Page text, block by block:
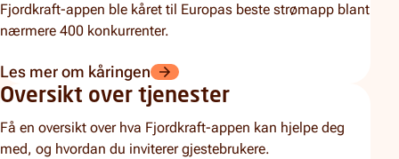
Fjordkraft-appen ble kåret til Europas beste strømapp blant
nærmere 400 konkurrenter.
Les mer om kåringen
Oversikt over tjenester
Få en oversikt over hva Fjordkraft-appen kan hjelpe deg
med, og hvordan du inviterer gjestebrukere.